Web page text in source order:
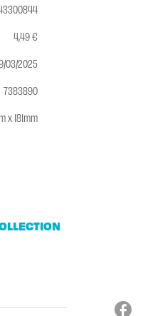
4,49 €
03/2025
7383890
x 181mm